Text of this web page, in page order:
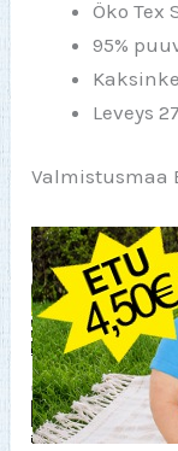
Öko Tex
95%
Leveys
Valmistusmaa